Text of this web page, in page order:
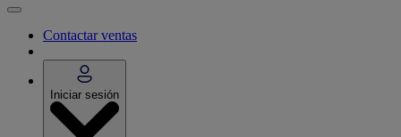
Contactar ventas
Iniciar sesión